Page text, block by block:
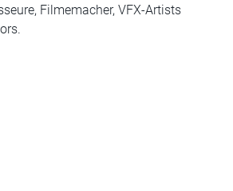
Filmemacher, VFX-Artists